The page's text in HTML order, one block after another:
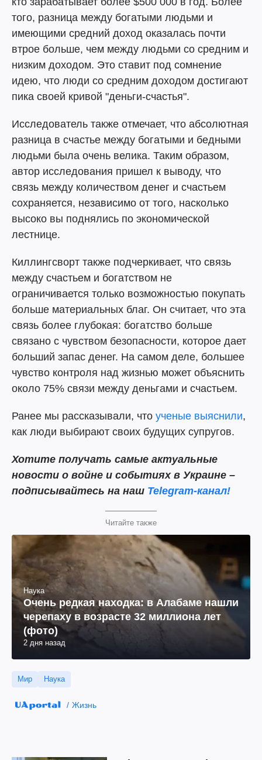
того, разница между богатыми людьми и
имеющими средний доход оказалась почти
втрое больше, чем между людьми со средним и
низким доходом. Это ставит под сомнение
идею, что люди со средним доходом достигают
пика своей кривой "деньги-счастья".
Исследователь также отмечает, что абсолютная
разница в счастье между богатыми и бедными
людьми была очень велика. Таким образом,
автор исследования пришел к выводу, что
связь между количеством денег и счастьем
сохраняется, независимо от того, насколько
высоко вы поднялись по экономической
лестнице.
Киллингсворт также подчеркивает, что связь
между счастьем и богатством не
ограничивается только возможностью покупать
больше материальных благ. Он считает, что эта
связь более глубокая: богатство больше
связано с чувством безопасности, которое дает
больший запас денег. На самом деле, большее
чувство контроля над жизнью может объяснить
около 75% связи между деньгами и счастьем.
Ранее мы рассказывали, что ученые выяснили,
как люди выбирают своих будущих супругов.
Хотите получать самые актуальные
новости о войне и событиях в Украине –
подписывайтесь на наш Telegram-канал!
Читайте также
Наука
Очень редкая находка: в Алабаме нашли
черепаху в возрасте 32 миллиона лет
(фото)
2 дня назад
Мир Наука
Жизнь